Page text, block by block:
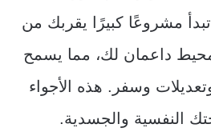
مشروعًا كبيرًا يقربك من
داعمان لك، مما يسمح
وسفر. هذه الأجواء
النفسية والجسدية.